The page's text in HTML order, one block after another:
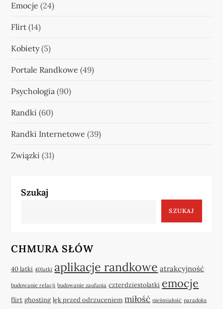
Emocje (24)
Flirt (14)
Kobiety(5)
Portale Randkowe (49)
Psychologia (90)
Randki (60)
Randki Internetowe (39)
Związki (31)
Szukaj
SZUKAJ
CHMURA SŁÓW
40 latki 40latki aplikacje randkowe atrakcyjność
budowanie relacji budowanie zaufania czterdziestolatki emocje
flirt ghosting lęk przed odrzuceniem miłość nieśmiałość paradoks